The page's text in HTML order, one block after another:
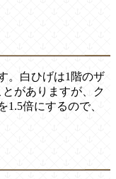
。白ひげは1階のザ
がありますが、ク
倍にするので、